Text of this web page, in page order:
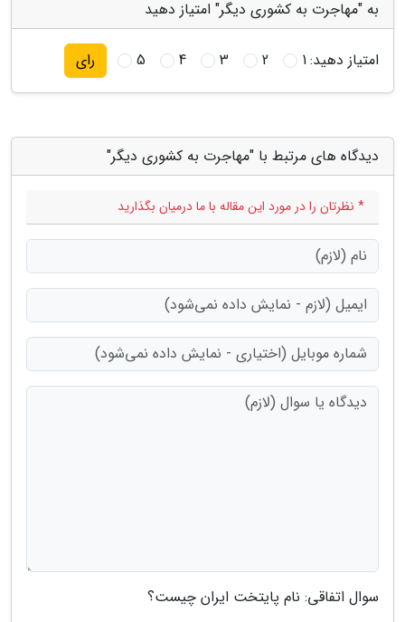
به "مهاجرت به کشوری دیگر" امتیاز دهید
امتیاز دهید:1
2
3
4
5 رای
دیدگاه های مرتبط با "مهاجرت به کشوری دیگر"
* نظرتان را در مورد این مقاله با ما درمیان بگذارید
سوال اتفاقی: نام پایتخت ایران چیست؟